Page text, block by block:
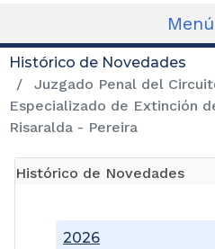
Menú
Histórico de Novedades
Juzgado Penal del
Especializado de Extinción
Risaralda - Pereira
Histórico de Novedades
2026